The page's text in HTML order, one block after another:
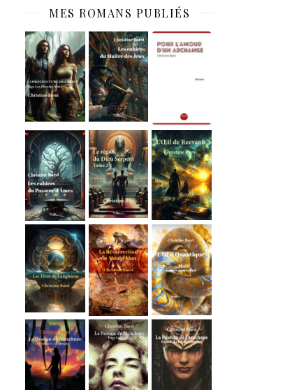
MES ROMANS PUBLIÉS